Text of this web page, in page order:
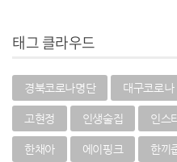
태그 클라우드
경북코로나명단 대구코로나
고현정 인생술집 인스
한채아 에이핑크 한끼